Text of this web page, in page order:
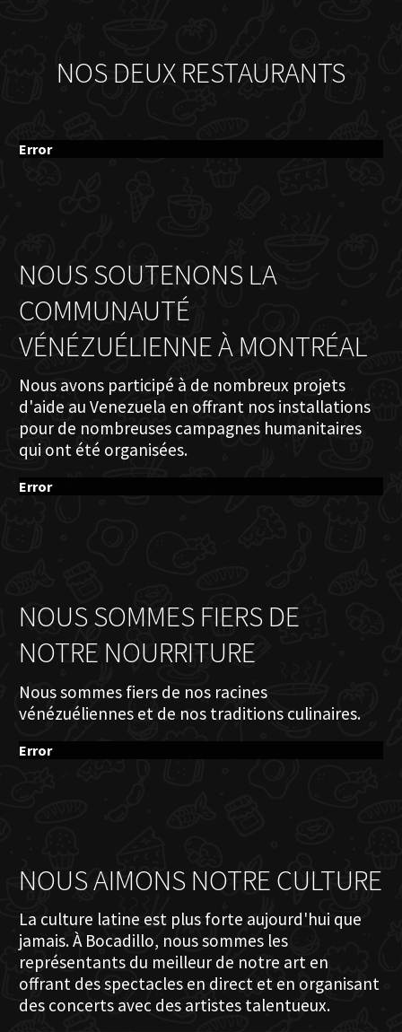
NOS DEUX RESTAURANTS
Error
NOUS SOUTENONS LA
COMMUNAUTÉ
VÉNÉZUÉLIENNE À MONTRÉAL
Nous avons participé à de nombreux projets
d'aide au Venezuela en offrant nos installations
pour de nombreuses campagnes humanitaires
qui ont été organisées.
Error
NOUS SOMMES FIERS DE
NOTRE NOURRITURE
Nous sommes fiers de nos racines
vénézuéliennes et de nos traditions culinaires.
Error
NOUS AIMONS NOTRE CULTURE
La culture latine est plus forte aujourd'hui que
jamais. À Bocadillo, nous sommes les
représentants du meilleur de notre art en
offrant des spectacles en direct et en organisant
des concerts avec des artistes talentueux.